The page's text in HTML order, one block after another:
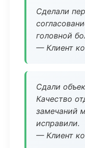
Сделали
головной
— Клиент
Сдали
Качество
замечаний
исправили.
— Клиент